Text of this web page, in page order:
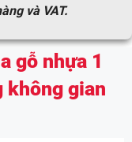
và VAT.
gỗ nhựa 1
không gian